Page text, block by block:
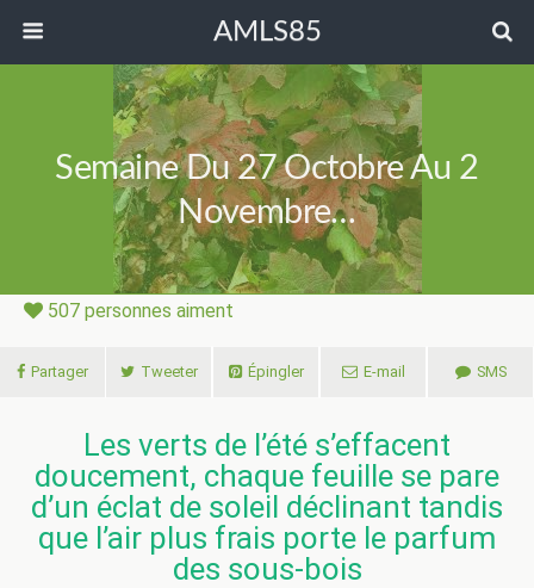
AMLS85
Semaine Du 27 Octobre Au 2
Novembre…
507 personnes aiment
Partager Tweeter Épingler E-mail SMS
Les verts de l’été s’effacent
doucement, chaque feuille se pare
d’un éclat de soleil déclinant tandis
que l’air plus frais porte le parfum
des sous-bois